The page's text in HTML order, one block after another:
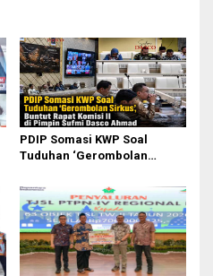
PDIP Somasi KWP Soal
Tuduhan ‘Gerombolan
II Dipimpin Sufmi Dasco
Ahmad